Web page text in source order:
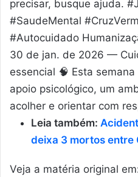
precisar, busque ajuda.
#SaudeMental
#Autocuidado
30 de jan. de 2026 —
essencial 🧠 Esta
apoio psicológico, um
acolher e orientar com
Leia também:
deixa 3 mortos entre
Veja a matéria original